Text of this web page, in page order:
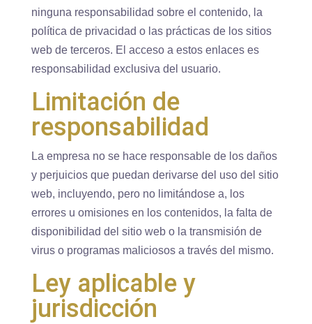
ninguna responsabilidad sobre el contenido, la
política de privacidad o las prácticas de los sitios
web de terceros. El acceso a estos enlaces es
responsabilidad exclusiva del usuario.
Limitación de
responsabilidad
La empresa no se hace responsable de los daños
y perjuicios que puedan derivarse del uso del sitio
web, incluyendo, pero no limitándose a, los
errores u omisiones en los contenidos, la falta de
disponibilidad del sitio web o la transmisión de
virus o programas maliciosos a través del mismo.
Ley aplicable y
jurisdicción